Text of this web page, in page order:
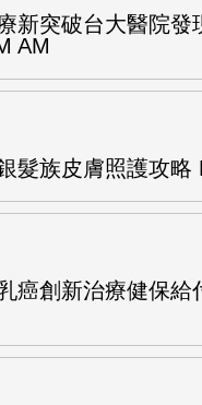
新突破台大醫院發
AM
髮族皮膚照護攻略
癌創新治療健保給